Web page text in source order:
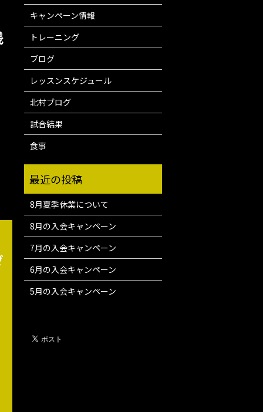
キャンペーン情報
トレーニング
ブログ
レッスンスケジュール
北村ブログ
試合結果
食事
8月夏季休業について
8月の入会キャンペーン
7月の入会キャンペーン
6月の入会キャンペーン
5月の入会キャンペーン